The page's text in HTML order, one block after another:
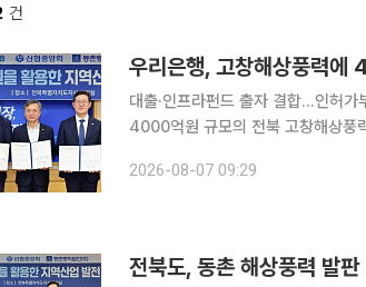
건
우리은행, 고창해상풍력에
대출·인프라펀드 출자 결합…인허가부터 PF
4000억원 규모의 전북 고창해상풍력 발전사업에
2026-08-07 09:29
전북도, 동촌 해상풍력 발